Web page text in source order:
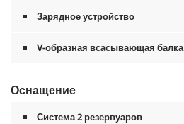
Зарядное устройство
V-образная всасывающая балка
Оснащение
Система 2 резервуаров